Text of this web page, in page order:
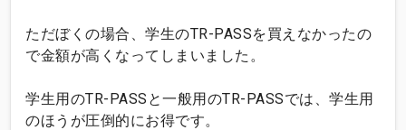
ただぼくの場合、学生のTR-PASSを買えなかったの
で金額が高くなってしまいました。
学生用のTR-PASSと一般用のTR-PASSでは、学生用
のほうが圧倒的にお得です。